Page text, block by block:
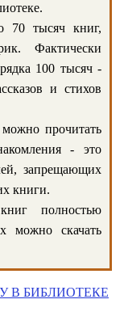
70 тысяч книг,
Фактически
100 тысяч -
и стихов
прочитать
- это
запрещающих
книги.
полностью
можно скачать
В БИБЛИОТЕКЕ